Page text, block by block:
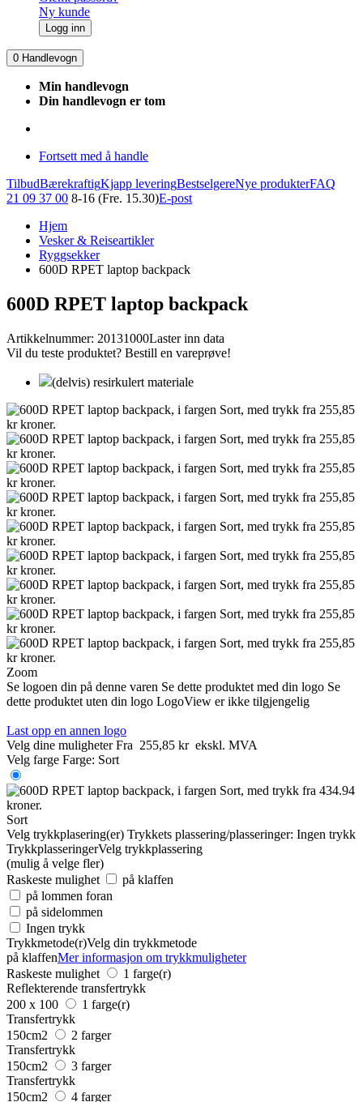
Ny kunde
Logg inn
0 Handlevogn
Min handlevogn
Din handlevogn er tom
Fortsett med å handle
TilbudBærekraftigKjapp leveringBestselgereNye produkterFAQ
21 09 37 00 8-16 (Fre. 15.30)E-post
Hjem
Vesker & Reiseartikler
Ryggsekker
600D RPET laptop backpack
600D RPET laptop backpack
Artikkelnummer: 20131000Laster inn data
Vil du teste produktet? Bestill en vareprøve!
(delvis) resirkulert materiale
Zoom
Se logoen din på denne varen Se dette produktet med din logo Se
dette produktet uten din logo LogoView er ikke tilgjengelig
Last opp en annen logo
Velg dine muligheter Fra 255,85 kr ekskl. MVA
Velg farge Farge: Sort
Sort
Velg trykkplasering(er) Trykkets plassering/plasseringer: Ingen trykk
TrykkplasseringerVelg trykkplassering
(mulig å velge fler)
Raskeste mulighet
på klaffen
på lommen foran
på sidelommen
Ingen trykk
Trykkmetode(r)Velg din trykkmetode
på klaffenMer informasjon om trykkmuligheter
Raskeste mulighet
1 farge(r)
Reflekterende transfertrykk
200 x 100
1 farge(r)
Transfertrykk
150cm2
2 farger
Transfertrykk
150cm2
3 farger
Transfertrykk
150cm2
4 farger